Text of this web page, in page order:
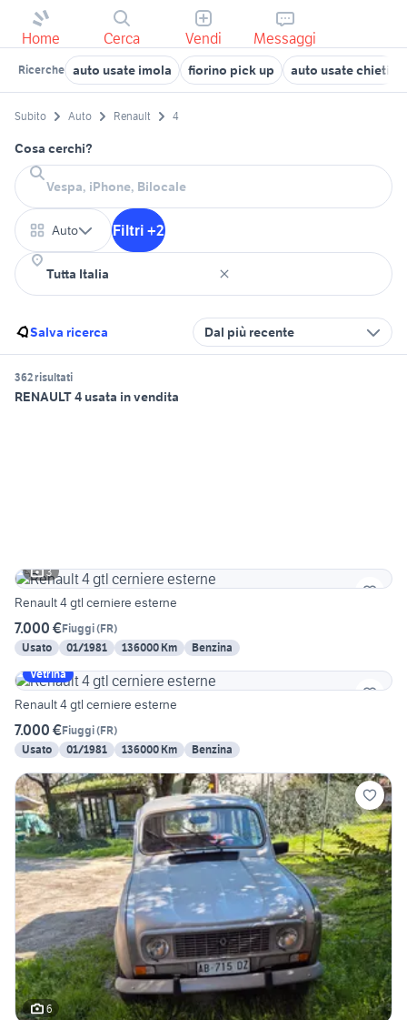
Home Cerca Vendi Messaggi
Ricerche auto usate imola fiorino pick up auto usate chieti
Subito Auto Renault 4
Cosa cerchi?
Auto Filtri +2
Salva ricerca Dal più recente
362 risultati
RENAULT 4 usata in vendita
3
Renault 4 gtl cerniere esterne
7.000 €Fiuggi(FR)
Usato
01/1981 136000 Km
Benzina
Vetrina
Renault 4 gtl cerniere esterne
7.000 €Fiuggi(FR)
Usato
01/1981 136000 Km Benzina
6